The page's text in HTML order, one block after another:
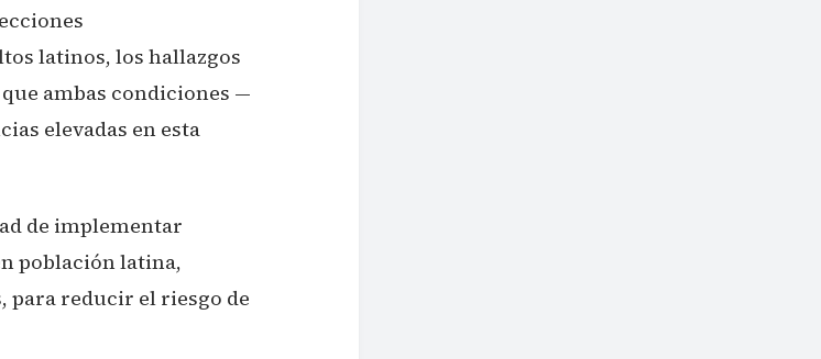
latinos, los hallazgos
ambas condiciones —
elevadas en esta
de implementar
población latina,
para reducir el riesgo de